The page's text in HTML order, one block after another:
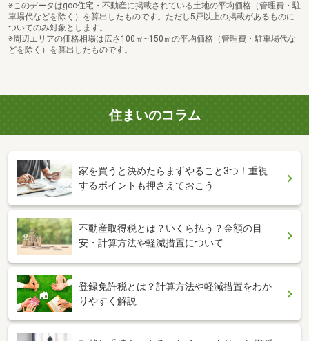
※このデータはgoo住宅・不動産に掲載されている土地の平均価格（管理費・駐
車場代などを除く）を算出したものです。ただし5戸以上の掲載があるものに
ついてのみ対象とします。
※周辺エリアの価格相場は広さ100㎡~150㎡の平均価格（管理費・駐車場代な
どを除く）を算出したものです。
住まいのコラム
家を買うと決めたらまずやること3つ！重視
するポイントも押さえておこう
不動産取得税とは？いくら払う？金額の目
安・計算方法や軽減措置について
登録免許税とは？計算方法や軽減措置をわか
りやすく解説